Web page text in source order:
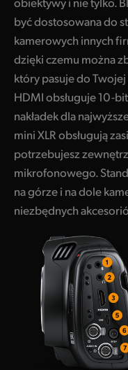
być dostosowana do
kamerowych innych
dzięki czemu można
który pasuje do
HDMI obsługuje 10-
nakładek dla
mini XLR obsługują
potrzebujesz
mikrofonowego.
na górze i na dole
niezbędnych